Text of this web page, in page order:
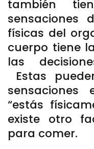
también
sensaciones
físicas del
cuerpo tiene
las
Estas
“estás
existe otro
para comer.